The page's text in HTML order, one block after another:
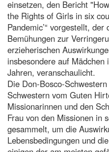
einsetzen, den Bericht
the Rights of Girls in six
Pandemic’“ vorgestellt,
Bemühungen zur
erzieherischen
insbesondere auf
Jahren, veranschaulicht.
Die Don-Bosco-
Schwestern vom Guten
Missionarinnen und den
Frau von den Missionen in
gesammelt, um die
Lebensbedingungen und